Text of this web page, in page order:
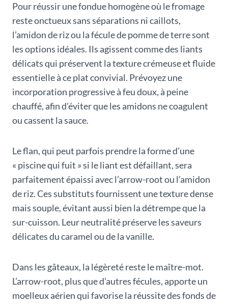
Pour réussir une fondue homogène où le fromage
reste onctueux sans séparations ni caillots,
l’amidon de riz ou la fécule de pomme de terre sont
les options idéales. Ils agissent comme des liants
délicats qui préservent la texture crémeuse et fluide
essentielle à ce plat convivial. Prévoyez une
incorporation progressive à feu doux, à peine
chauffé, afin d’éviter que les amidons ne coagulent
ou cassent la sauce.
Le flan, qui peut parfois prendre la forme d’une
« piscine qui fuit » si le liant est défaillant, sera
parfaitement épaissi avec l’arrow-root ou l’amidon
de riz. Ces substituts fournissent une texture dense
mais souple, évitant aussi bien la détrempe que la
sur-cuisson. Leur neutralité préserve les saveurs
délicates du caramel ou de la vanille.
Dans les gâteaux, la légèreté reste le maître-mot.
L’arrow-root, plus que d’autres fécules, apporte un
moelleux aérien qui favorise la réussite des fonds de